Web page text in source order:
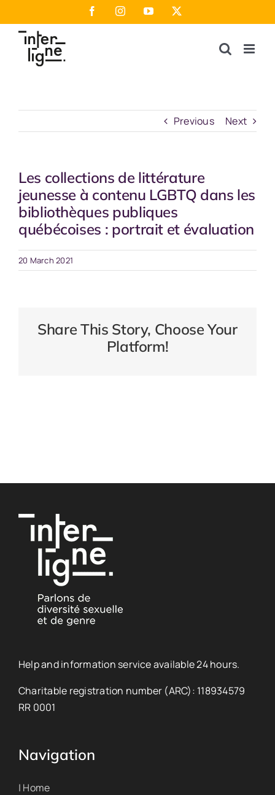
to
content
FacebookInstagramYouTube
Previous Next
Les collections de littérature
jeunesse à contenu LGBTQ dans les
bibliothèques publiques
québécoises : portrait et évaluation
20 March 2021
Share This Story, Choose Your
Platform!
Help and information service available 24 hours.
Charitable registration number (ARC): 118934579
RR 0001
Navigation
| Home